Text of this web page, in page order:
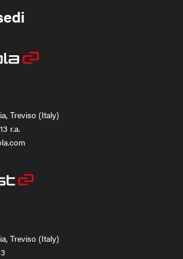
Treviso (Italy)
r.a.
Treviso (Italy)